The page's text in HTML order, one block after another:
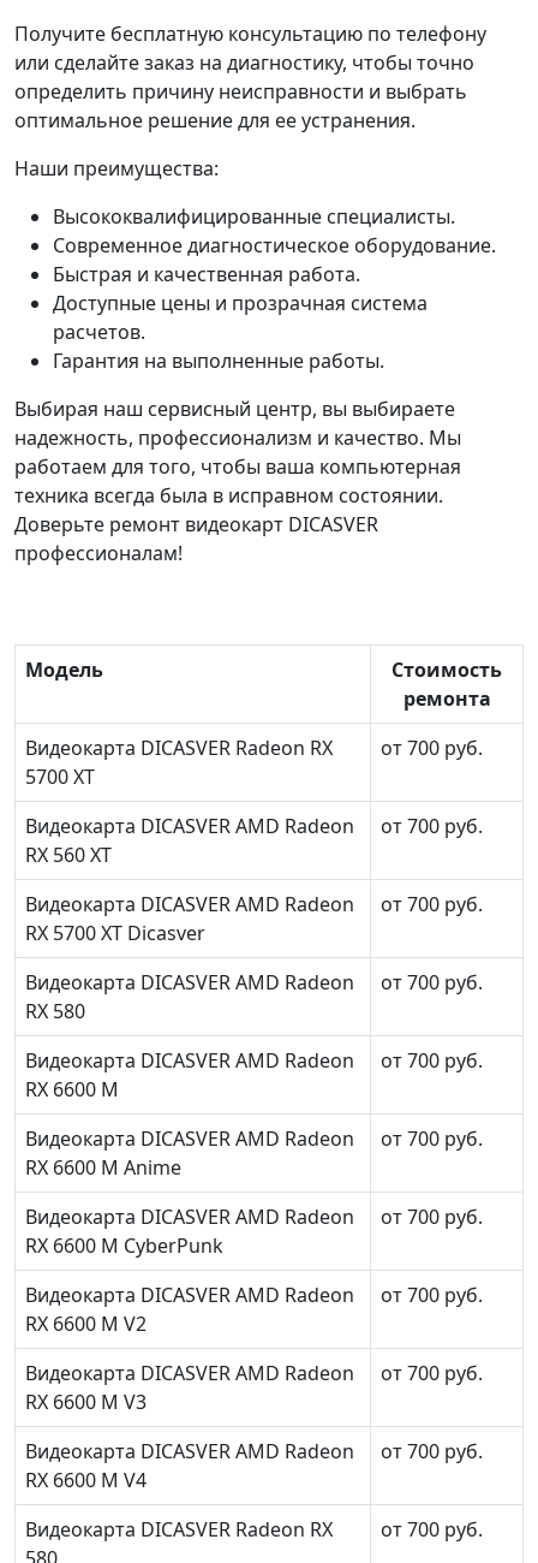
Получите бесплатную консультацию по телефону
или сделайте заказ на диагностику, чтобы точно
определить причину неисправности и выбрать
оптимальное решение для ее устранения.
Наши преимущества:
Высококвалифицированные специалисты.
Современное диагностическое оборудование.
Быстрая и качественная работа.
Доступные цены и прозрачная система
расчетов.
Гарантия на выполненные работы.
Выбирая наш сервисный центр, вы выбираете
надежность, профессионализм и качество. Мы
работаем для того, чтобы ваша компьютерная
техника всегда была в исправном состоянии.
Доверьте ремонт видеокарт DICASVER
профессионалам!
Модель
Стоимость
ремонта
Видеокарта DICASVER Radeon RX
5700 XT
от 700 руб.
Видеокарта DICASVER AMD Radeon
RX 560 XT
от 700 руб.
Видеокарта DICASVER AMD Radeon
RX 5700 XT Dicasver
от 700 руб.
Видеокарта DICASVER AMD Radeon
RX 580
от 700 руб.
Видеокарта DICASVER AMD Radeon
RX 6600 M
от 700 руб.
Видеокарта DICASVER AMD Radeon
RX 6600 M Anime
от 700 руб.
Видеокарта DICASVER AMD Radeon
RX 6600 M CyberPunk
от 700 руб.
Видеокарта DICASVER AMD Radeon
RX 6600 M V2
от 700 руб.
Видеокарта DICASVER AMD Radeon
RX 6600 M V3
от 700 руб.
Видеокарта DICASVER AMD Radeon
RX 6600 M V4
от 700 руб.
Видеокарта DICASVER Radeon RX
от 700 руб.